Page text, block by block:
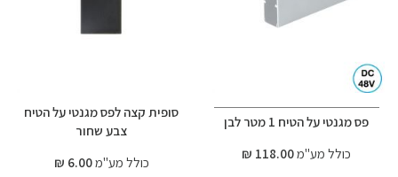
פס מגנטי על הטיח 1 מטר לבן
כולל מע"מ118.00 ₪
סופית קצה לפס מגנטי על הטיח
צבע שחור
כולל מע"מ6.00 ₪